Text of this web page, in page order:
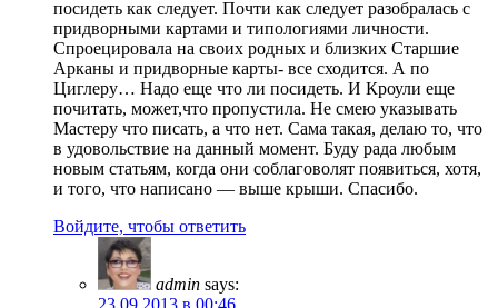
посидеть как следует. Почти как следует разобралась с
придворными картами и типологиями личности.
Спроецировала на своих родных и близких Старшие
Арканы и придворные карты- все сходится. А по
Циглеру… Надо еще что ли посидеть. И Кроули еще
почитать, может,что пропустила. Не смею указывать
Мастеру что писать, а что нет. Сама такая, делаю то, что
в удовольствие на данный момент. Буду рада любым
новым статьям, когда они соблаговолят появиться, хотя,
и того, что написано — выше крыши. Спасибо.
Войдите, чтобы ответить
admin says: